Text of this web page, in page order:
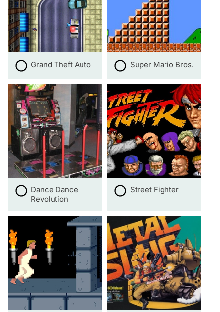
Grand Theft Auto Super Mario Bros.
Dance Dance
Revolution
Street Fighter